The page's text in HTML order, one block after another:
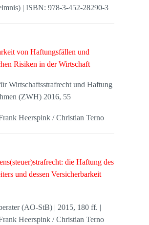
| ISBN: 978-3-452-28290-3
von Haftungsfällen und
Risiken in der Wirtschaft
Wirtschaftsstrafrecht und Haftung
(ZWH) 2016, 55
Heerspink / Christian Terno
die Haftung des
und dessen Versicherbarkeit
(AO-StB) | 2015, 180 ff. |
Heerspink / Christian Terno